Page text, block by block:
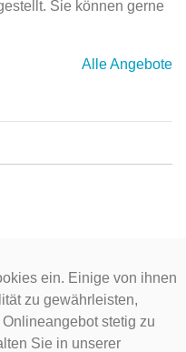
Sie können gerne
Alle Angebote
ein. Einige von ihnen
zu gewährleisten,
stetig zu
Sie in unserer